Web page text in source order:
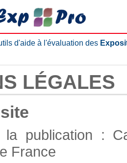
d'aide à l'évaluation des
LÉGALES
la publication :
France